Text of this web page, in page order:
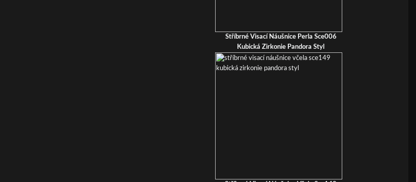
Stříbrné Visací Náušnice Perla Sce006
Kubická Zirkonie Pandora Styl